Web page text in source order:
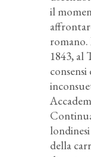
il
1843, al
della